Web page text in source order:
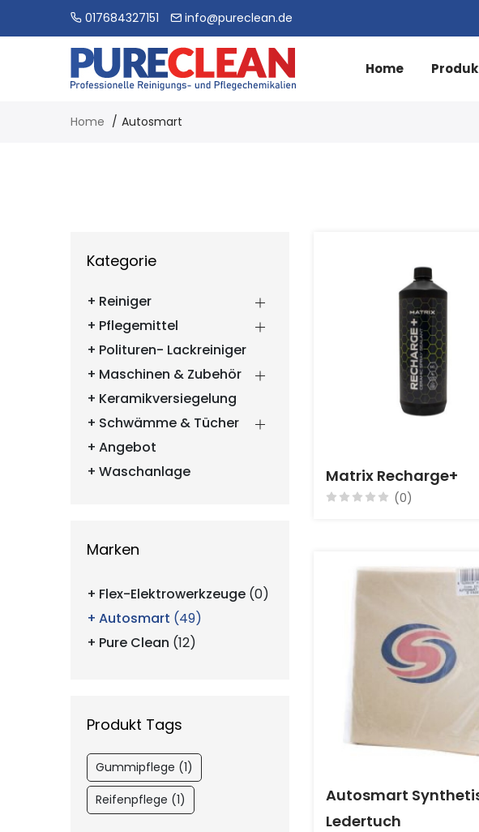
017684327151 info@pureclean.de
Home
Home Autosmart
Kategorie
Reiniger
Pflegemittel
Polituren- Lackreiniger
Maschinen & Zubehör
Keramikversiegelung
Schwämme & Tücher
Angebot
Waschanlage
Marken
Flex-Elektrowerkzeuge (0)
Autosmart (49)
Pure Clean (12)
Produkt Tags
Gummipflege (1)
Reifenpflege (1)
Matrix Recharge+
(0)
Autosmart
Ledertuch